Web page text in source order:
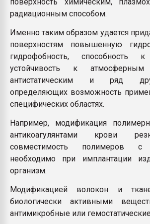
радиационным способом.
Именно таким образом удается
поверхностям повышенную
гидрофобность, способность
устойчивость к атмосферным
антистатическим и ряд
определяющих возможность
специфических областях.
Например, модификация
антикоагулянтами крови
совместимость полимеров
необходимо при имплантации
организм.
Модификацией волокон и
биологически активными
антимикробные или